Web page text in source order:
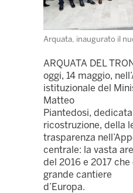
Arquata, inaugurato il
ARQUATA DEL
oggi, 14 maggio,
istituzionale del
Matteo
Piantedosi,
ricostruzione, della
trasparenza
centrale: la vasta
del 2016 e 2017
grande cantiere
d’Europa.